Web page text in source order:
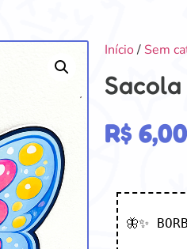
Início/ Sem
R$ 6,00
🦋✨